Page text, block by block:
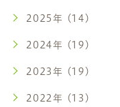
2025年 (14)
2024年 (19)
2023年 (19)
2022年 (13)